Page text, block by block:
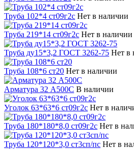
Труба 102*4 ст09г2с Нет в наличии
Труба 219*14 ст09г2с Нет в наличии
Труба ду15*3,2 ГОСТ 3262-75 Нет в
Труба 108*6 ст20 Нет в наличии
Арматура 32 А500С В наличии
Уголок 63*63*6 ст09г2с Нет в
Труба 180*180*8,0 ст09г2с Нет в
Труба 120*120*3,0 ст3сп/пс Нет в